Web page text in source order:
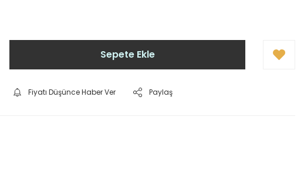
Sepete Ekle
Fiyatı Düşünce Haber Ver Paylaş